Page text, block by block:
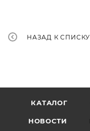
НАЗАД К СПИСКУ
КАТАЛОГ
НОВОСТИ